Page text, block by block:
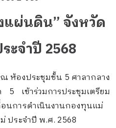
ผ่นดิน” จังหวัด
ะจำปี 2568
ห้องประชุมชั้น 5 ศาลากลาง
เข้าร่วมการประชุมเตรียม
นการดำเนินงานกองทุนแม่
ประจำปี พ.ศ. 2568